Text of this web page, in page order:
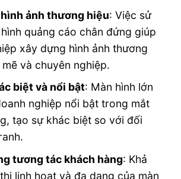
ảnh thương hiệu: Việc sử
quảng cáo chân đứng giúp
xây dựng hình ảnh thương
mẽ và chuyên nghiệp.
biệt và nổi bật: Màn hình lớn
nghiệp nổi bật trong mắt
tạo sự khác biệt so với đối
tương tác khách hàng: Khả
linh hoạt và đa dạng của màn